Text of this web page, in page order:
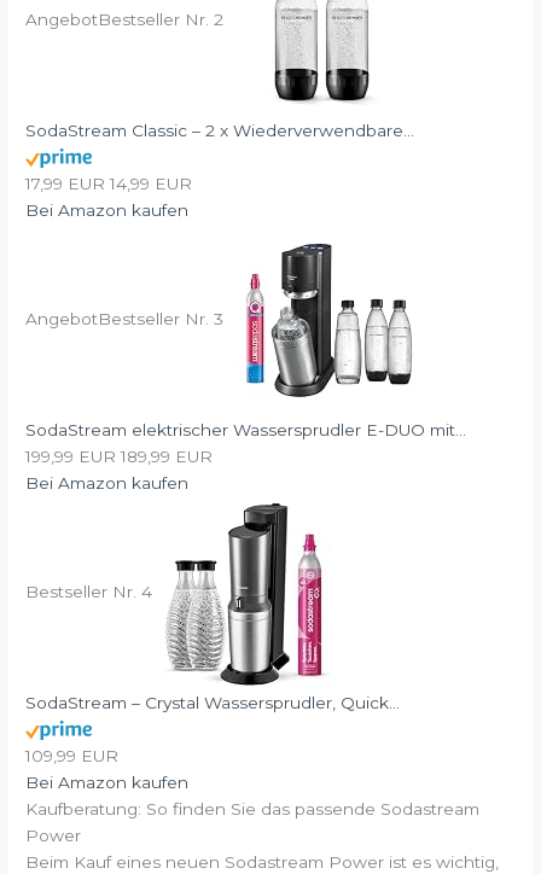
AngebotBestseller Nr. 2
SodaStream Classic – 2 x Wiederverwendbare...
17,99 EUR 14,99 EUR
Bei Amazon kaufen
AngebotBestseller Nr. 3
SodaStream elektrischer Wassersprudler E-DUO mit...
199,99 EUR 189,99 EUR
Bei Amazon kaufen
Bestseller Nr. 4
SodaStream – Crystal Wassersprudler, Quick...
109,99 EUR
Bei Amazon kaufen
Kaufberatung: So finden Sie das passende Sodastream
Power
Beim Kauf eines neuen Sodastream Power ist es wichtig,